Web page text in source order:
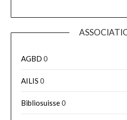
AGBD 0
AILIS 0
Bibliosuisse0